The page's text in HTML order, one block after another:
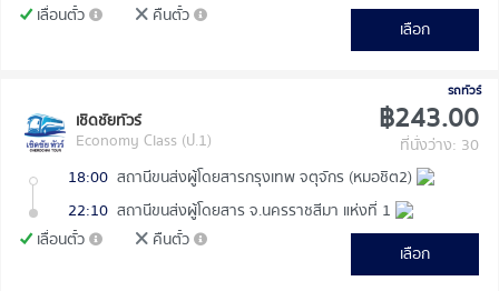
เลื่อนตั๋ว
คืนตั๋ว
เลือก
รถทัวร์
เชิดชัยทัวร์
Economy Class (ป.1)
฿243.00
ที่นั่งว่าง: 30
18:00 สถานีขนส่งผู้โดยสารกรุงเทพ จตุจักร (หมอชิต2)
22:10 สถานีขนส่งผู้โดยสาร จ.นครราชสีมา แห่งที่ 1
เลื่อนตั๋ว
คืนตั๋ว
เลือก